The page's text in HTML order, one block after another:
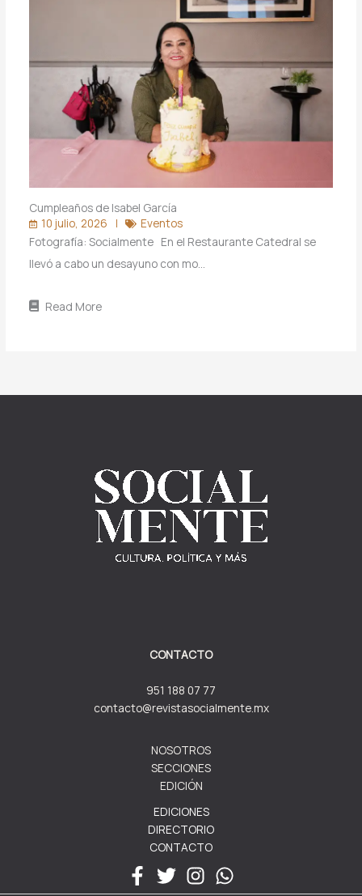
Cumpleaños de Isabel García
10 julio, 2026
Eventos
Fotografía: Socialmente En el Restaurante Catedral se
llevó a cabo un desayuno con mo…
Read More
CONTACTO
951 188 07 77
contacto@revistasocialmente.mx
NOSOTROS
SECCIONES
EDICIÓN
EDICIONES
DIRECTORIO
CONTACTO